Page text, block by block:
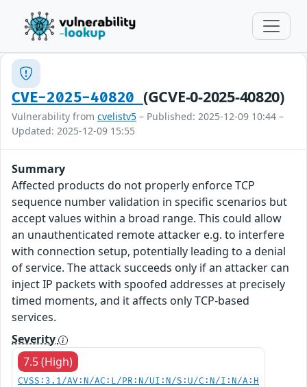
CVE-2025-40820 (GCVE-0-2025-40820)
Vulnerability from cvelistv5 – Published: 2025-12-09 10:44 –
Updated: 2025-12-09 15:55
Summary
Affected products do not properly enforce TCP
sequence number validation in specific scenarios but
accept values within a broad range. This could allow
an unauthenticated remote attacker e.g. to interfere
with connection setup, potentially leading to a denial
of service. The attack succeeds only if an attacker can
inject IP packets with spoofed addresses at precisely
timed moments, and it affects only TCP-based
services.
Severity
7.5 (High)
CVSS:3.1/AV:N/AC:L/PR:N/UI:N/S:U/C:N/I:N/A:H